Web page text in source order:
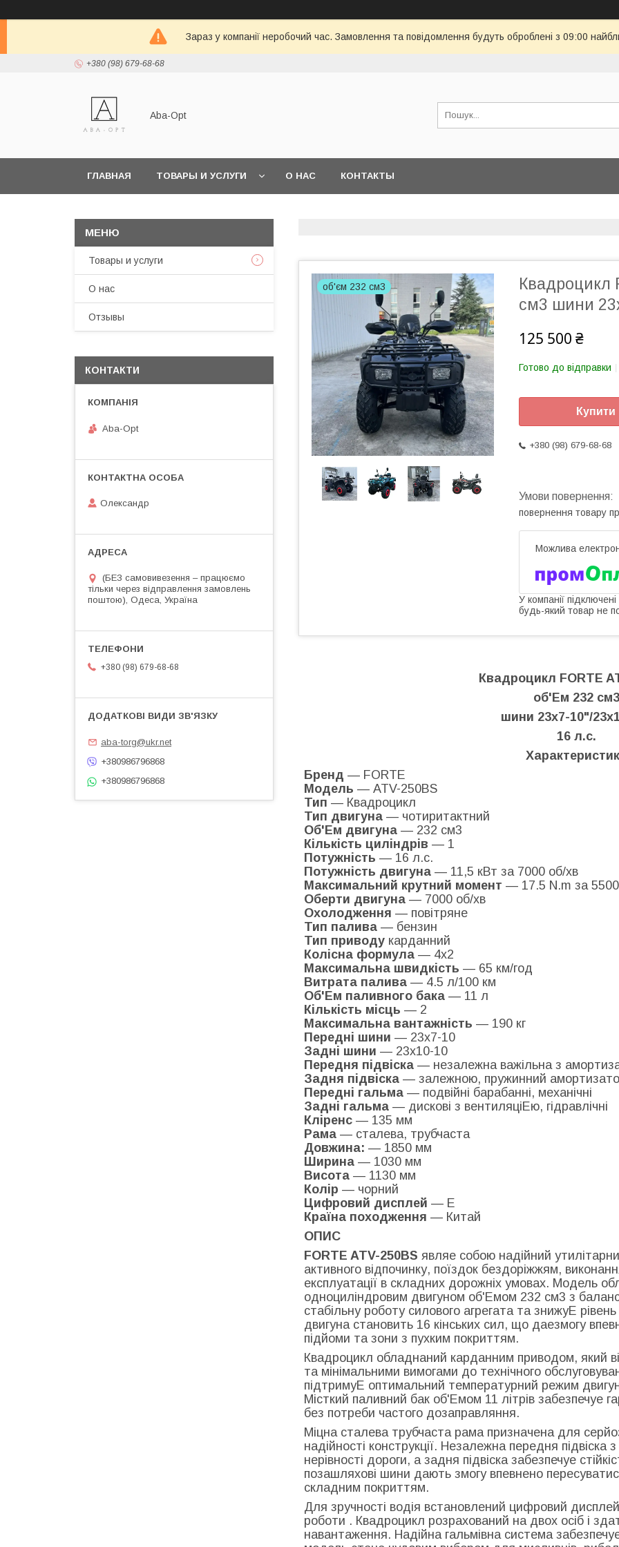
Зараз у компанії неробочий час. Замовлення та повідомлення будуть оброблені з 09:00
+380 (98) 679-68-68
Aba-Opt
ГЛАВНАЯ ТОВАРЫ И УСЛУГИ О НАС КОНТАКТЫ
об'єм 232 см3
Квадроцикл
см3 шини
125 500 ₴
Готово до відправки
Купити
+380 (98) 679-68-68
повернення товару
У компанії
будь-який товар не
Квадроцикл FORTE
об'Ем 232 см3
шини 23х7-10"/
16 л.с.
Бренд — FORTE
Модель — ATV-250BS
Тип — Квадроцикл
Тип двигуна — чотиритактний
Об'Ем двигуна — 232 см3
Кількість циліндрів — 1
Потужність — 16 л.с.
Потужність двигуна — 11,5 кВт за 7000 об/хв
Максимальний крутний момент — 17.5 N.m за
Оберти двигуна — 7000 об/хв
Охолодження — повітряне
Тип палива — бензин
Тип приводу карданний
Колісна формула — 4x2
Максимальна швидкість — 65 км/год
Витрата палива — 4.5 л/100 км
Об'Ем паливного бака — 11 л
Кількість місць — 2
Максимальна вантажність — 190 кг
Передні шини — 23х7-10
Задні шини — 23х10-10
Передня підвіска — незалежна важільна з
Задня підвіска — залежною, пружинний
Передні гальма — подвійні барабанні, механічні
Задні гальма — дискові з вентиляціЕю, гідравлічні
Кліренс — 135 мм
Рама — сталева, трубчаста
Довжина: — 1850 мм
Ширина — 1030 мм
Висота — 1130 мм
Колір — чорний
Цифровий дисплей — Е
Країна походження — Китай
ОПИС
FORTE ATV-250BS являе собою надійний
активного відпочинку, поїздок бездоріжжям,
експлуатації в складних дорожніх умовах. Модель
одноциліндровим двигуном об'Емом 232 см3 з
стабільну роботу силового агрегата та знижуЕ рівень
двигуна становить 16 кінських сил, що даезмогу
підйоми та зони з пухким покриттям.
Квадроцикл обладнаний карданним приводом, який
та мінімальними вимогами до технічного
підтримуЕ оптимальний температурний режим
Місткий паливний бак об'Емом 11 літрів забезпечуе
без потреби частого дозаправляння.
Міцна сталева трубчаста рама призначена для
надійності конструкції. Незалежна передня
нерівності дороги, а задня підвіска забезпечуе
позашляхові шини дають змогу впевнено
складним покриттям.
Для зручності водія встановлений цифровий
роботи . Квадроцикл розрахований на двох осіб і
навантаження. Надійна гальмівна система
Товары и услуги
О нас
Отзывы
КОНТАКТИ
Aba-Opt
Олександр
(БЕЗ самовивезення – працюємо
тільки через відправлення замовлень
поштою), Одеса, Україна
+380 (98) 679-68-68
aba-torg@ukr.net
+380986796868
+380986796868